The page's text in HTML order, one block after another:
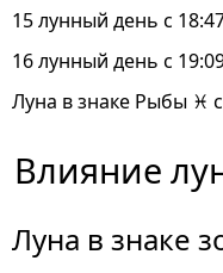
15 лунный день с
16 лунный день с
Луна в знаке Рыбы ♓
Влияние
Луна в знаке